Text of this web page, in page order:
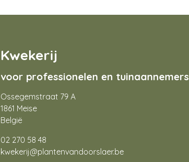
Kwekerij
voor professionelen en tuinaannemers
Ossegemstraat 79 A
1861 Meise
België
02 270 58 48
kwekerij@plantenvandoorslaer.be